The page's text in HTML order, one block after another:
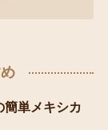
簡単メキシカ